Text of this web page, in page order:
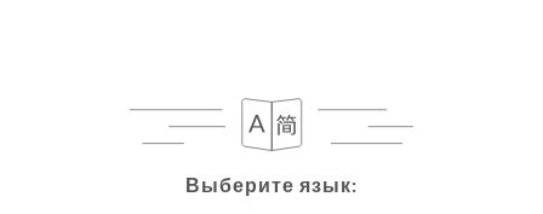
Выберите язык:
Выберите язык: